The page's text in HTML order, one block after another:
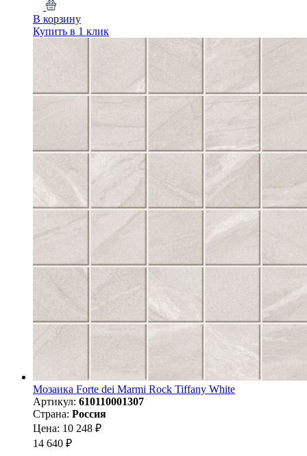
В корзину
Купить в 1 клик
Мозаика Forte dei Marmi Rock Tiffany White
Артикул: 610110001307
Страна: Россия
Цена: 10 248 ₽
14 640 ₽